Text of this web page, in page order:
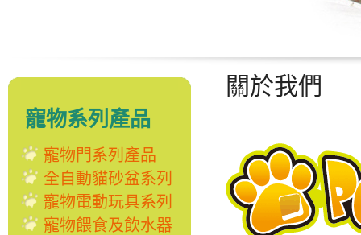
寵物系列產品
寵物門系列產品
全自動貓砂盆系列
寵物電動玩具系列
寵物餵食及飲水器
關於我們